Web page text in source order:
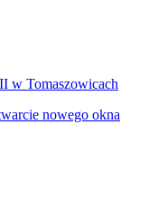
w Tomaszowicach